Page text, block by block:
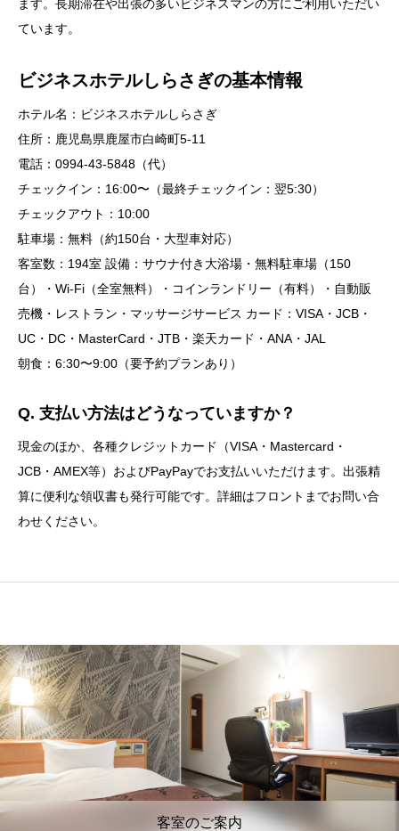
ます。長期滞在や出張の多いビジネスマンの方にご利用いただい
ています。
ビジネスホテルしらさぎの基本情報
ホテル名：ビジネスホテルしらさぎ
住所：鹿児島県鹿屋市白崎町5-11
電話：0994-43-5848（代）
チェックイン：16:00〜（最終チェックイン：翌5:30）
チェックアウト：10:00
駐車場：無料（約150台・大型車対応）
客室数：194室 設備：サウナ付き大浴場・無料駐車場（150
台）・Wi-Fi（全室無料）・コインランドリー（有料）・自動販
売機・レストラン・マッサージサービス カード：VISA・JCB・
UC・DC・MasterCard・JTB・楽天カード・ANA・JAL
朝食：6:30〜9:00（要予約プランあり）
Q. 支払い方法はどうなっていますか？
現金のほか、各種クレジットカード（VISA・Mastercard・
JCB・AMEX等）およびPayPayでお支払いいただけます。出張精
算に便利な領収書も発行可能です。詳細はフロントまでお問い合
わせください。
客室のご案内